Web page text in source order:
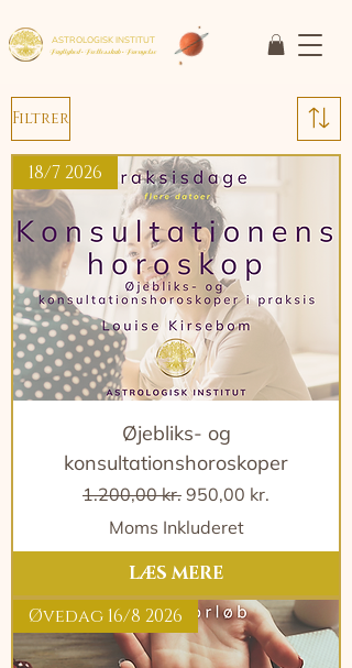
ASTROLOGISK INSTITUT
Faglighed • Fællesskab• Fornyelse
Filtrer
18/7 2026
Øjebliks- og
konsultationshoroskoper
Regulær pris
1.200,00 kr. Salgspris
950,00 kr.
Moms Inkluderet
LÆS MERE
Øvedag 16/8 2026